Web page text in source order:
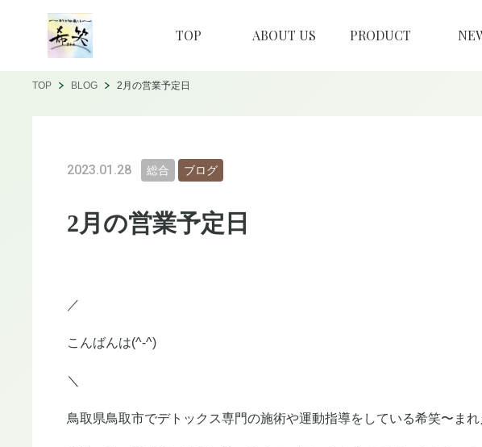
TOP ABOUT US PRODUCT
TOP BLOG 2月の営業予定日
2023.01.28 総合 ブログ
2月の営業予定日
／
こんばんは(^-^)
＼
鳥取県鳥取市でデトックス専門の施術や運動指導をしている希笑〜ま